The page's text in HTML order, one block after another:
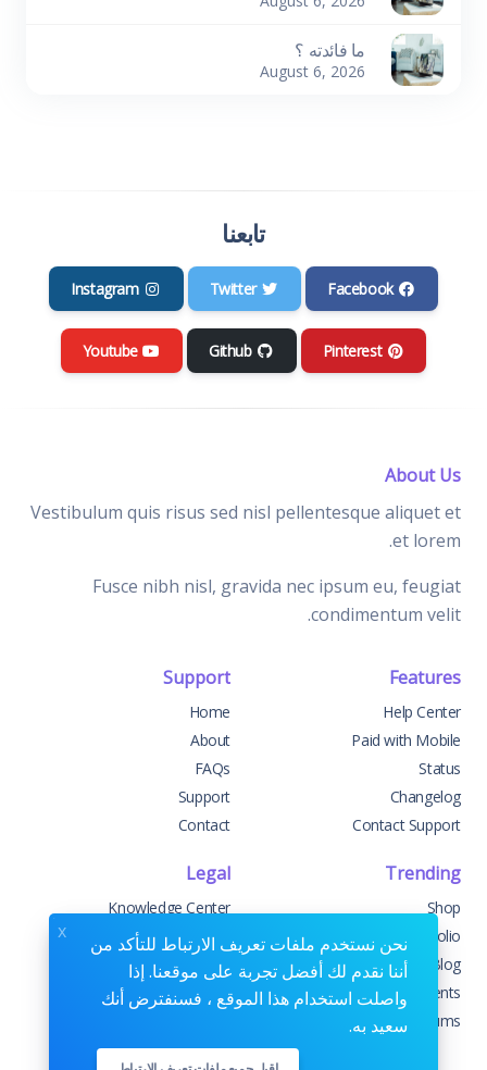
ما فائدته ؟
August 6, 2026
تابعنا
Facebook
Twitter
Instagram
Pinterest
Github
Youtube
About Us
Vestibulum quis risus sed nisl pellentesque aliquet et
et lorem.
Fusce nibh nisl, gravida nec ipsum eu, feugiat
condimentum velit.
Features
Help Center
Paid with Mobile
Status
Changelog
Contact Support
Support
Home
About
FAQs
Support
Contact
Trending
Shop
Portfolio
Blog
Events
Forums
Legal
Knowledge Center
Custom Development
Sponsorships
Terms & Conditions
نحن نستخدم ملفات تعريف الارتباط للتأكد من
أننا نقدم لك أفضل تجربة على موقعنا. إذا
واصلت استخدام هذا الموقع ، فسنفترض أنك
سعيد به.
x